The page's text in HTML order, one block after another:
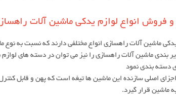
و فروش انواع لوازم یدکی ماشین آلات
ماشین آلات راهسازی انواع مختلفی دارند که نسبت به
بندی ماشین آلات راهسازی را نیز می توان در دسته های
دسته بندی نمود
اصلی سازنده این ماشین ها تیغه است که پهن و قابل
ماشین قرار گیرد.